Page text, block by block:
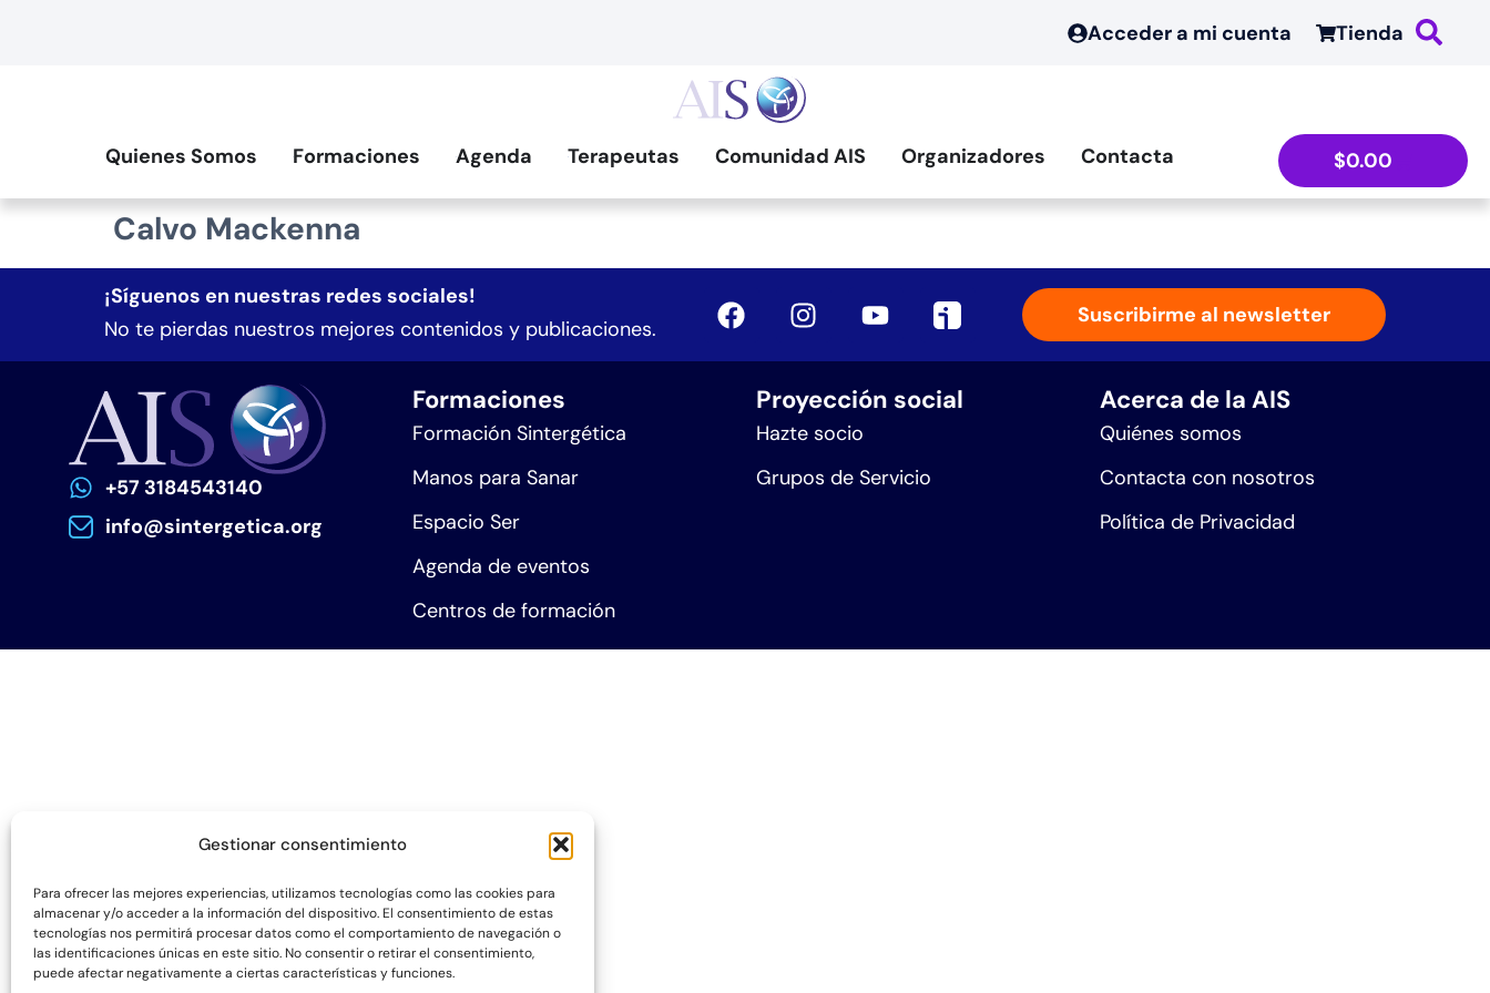
Gestionar consentimiento
Para ofrecer las mejores experiencias, utilizamos tecnologías como las cookies para
almacenar y/o acceder a la información del dispositivo. El consentimiento de estas
tecnologías nos permitirá procesar datos como el comportamiento de navegación o
las identificaciones únicas en este sitio. No consentir o retirar el consentimiento,
puede afectar negativamente a ciertas características y funciones.
Acceder a mi cuenta Tienda
Quienes Somos Formaciones Agenda Terapeutas Comunidad AIS Organizadores Contacta $0.00
Calvo Mackenna
¡Síguenos en nuestras redes sociales!
No te pierdas nuestros mejores contenidos y publicaciones.
Suscribirme al newsletter
+57 3184543140
info@sintergetica.org
Formaciones
Formación Sintergética
Manos para Sanar
Espacio Ser
Agenda de eventos
Centros de formación
Proyección social
Hazte socio
Grupos de Servicio
Acerca de la AIS
Quiénes somos
Contacta con nosotros
Política de Privacidad